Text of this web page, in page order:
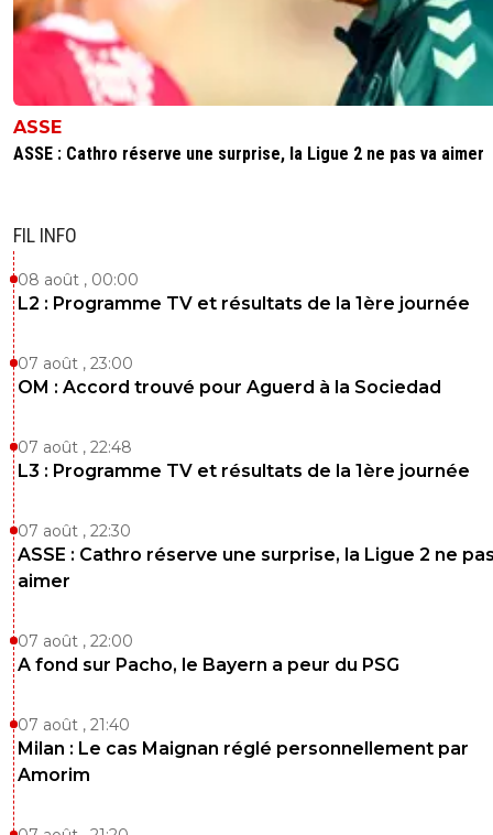
ASSE
ASSE : Cathro réserve une surprise, la Ligue 2 ne pas va aimer
FIL INFO
08 août , 00:00
L2 : Programme TV et résultats de la 1ère journée
07 août , 23:00
OM : Accord trouvé pour Aguerd à la Sociedad
07 août , 22:48
L3 : Programme TV et résultats de la 1ère journée
07 août , 22:30
ASSE : Cathro réserve une surprise, la Ligue 2 ne
aimer
07 août , 22:00
A fond sur Pacho, le Bayern a peur du PSG
07 août , 21:40
Milan : Le cas Maignan réglé personnellement par
Amorim